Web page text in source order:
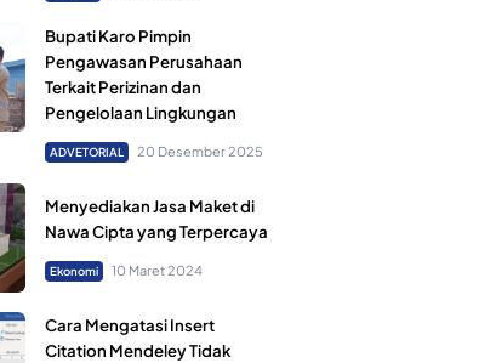
Bupati Karo Pimpin
Pengawasan Perusahaan
Terkait Perizinan dan
Pengelolaan Lingkungan
ADVETORIAL 20 Desember 2025
Menyediakan Jasa Maket di
Nawa Cipta yang Terpercaya
Ekonomi 10 Maret 2024
Cara Mengatasi Insert
Citation Mendeley Tidak